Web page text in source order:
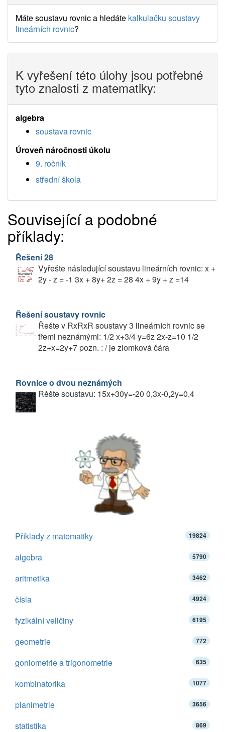
Máte soustavu rovnic a hledáte kalkulačku soustavy
lineárních rovnic?
K vyřešení této úlohy jsou potřebné
tyto znalosti z matematiky:
algebra
soustava rovnic
Úroveň náročnosti úkolu
9. ročník
střední škola
Související a podobné
příklady:
Řešení 28
Vyřešte následující soustavu lineárních rovnic: x +
2y - z = -1 3x + 8y+ 2z = 28 4x + 9y + z =14
Řešení soustavy rovnic
Řešte v RxRxR soustavy 3 lineárních rovnic se
třemi neznámými: 1/2 x+3/4 y=6z 2x-z=10 1/2
2z+x=2y+7 pozn. : / je zlomková čára
Rovnice o dvou neznámých
Rěšte soustavu: 15x+30y=-20 0,3x-0,2y=0,4
Příklady z matematiky 19824
algebra 5790
aritmetika 3462
čísla 4924
fyzikální veličiny 6195
geometrie 772
goniometrie a trigonometrie 635
kombinatorika 1077
planimetrie 3656
statistika 869